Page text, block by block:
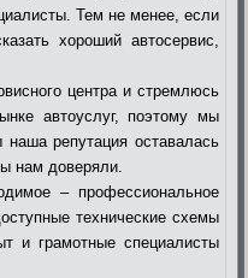
Тем не менее, если
хороший автосервис,
центра и стремлюсь
автоуслуг, поэтому мы
репутация оставалась
нам доверяли.
– профессиональное
технические схемы
и грамотные специалисты